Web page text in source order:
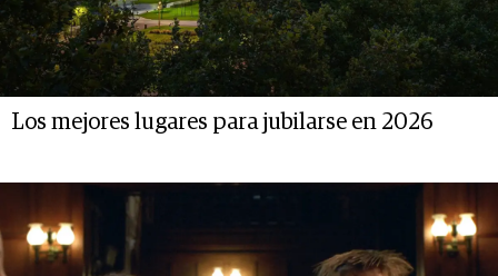
Los mejores lugares para jubilarse en 2026